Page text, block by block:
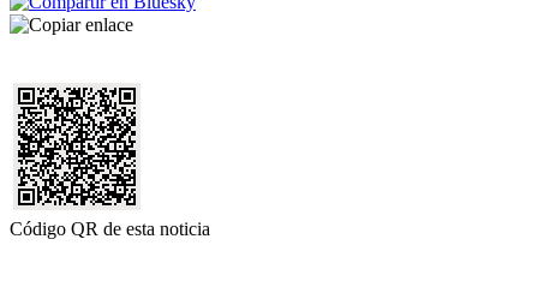
Código QR de esta noticia